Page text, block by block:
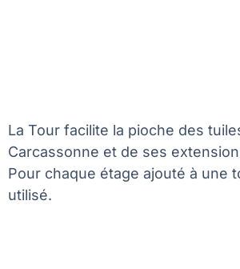
La Tour facilite la pioche des
Carcassonne et de ses
Pour chaque étage ajouté à une
utilisé.